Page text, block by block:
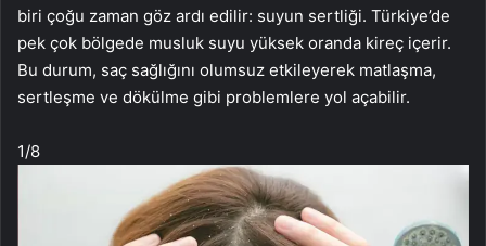
biri çoğu zaman göz ardı edilir: suyun sertliği. Türkiye’de
pek çok bölgede musluk suyu yüksek oranda kireç içerir.
Bu durum, saç sağlığını olumsuz etkileyerek matlaşma,
sertleşme ve dökülme gibi problemlere yol açabilir.
1/8